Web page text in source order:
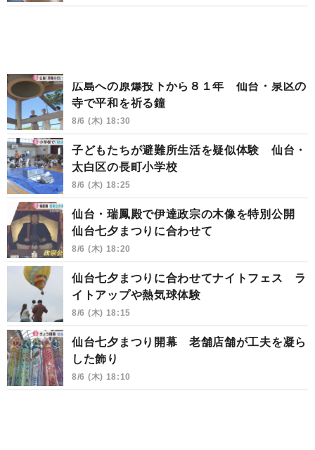
広島への原爆投下から８１年 仙台・泉区の
寺で平和を祈る鐘
8/6 (木) 18:30
子どもたちが避難所生活を疑似体験 仙台・
太白区の長町小学校
8/6 (木) 18:25
仙台・瑞鳳殿で伊達政宗の木像を特別公開
仙台七夕まつりに合わせて
8/6 (木) 18:20
仙台七夕まつりに合わせてナイトフェス ラ
イトアップや熱気球体験
8/6 (木) 18:15
仙台七夕まつり開幕 老舗店舗が工夫を凝ら
した飾り
8/6 (木) 18:10